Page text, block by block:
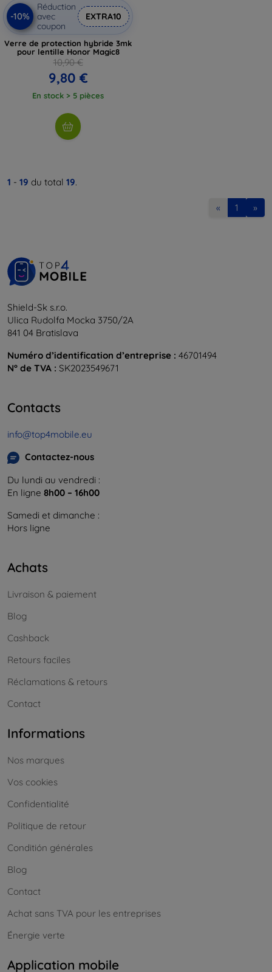
-10%
Réduction
avec
coupon
EXTRA10
Verre de protection hybride 3mk
pour lentille Honor Magic8
10,90 €
9,80 €
En stock > 5 pièces
1 - 19 du total 19.
« 1 »
Shield-Sk s.r.o.
Ulica Rudolfa Mocka 3750/2A
841 04 Bratislava
Numéro d’identification d’entreprise : 46701494
N° de TVA : SK2023549671
Contacts
info@top4mobile.eu
Contactez-nous
Du lundi au vendredi :
En ligne 8h00 – 16h00
Samedi et dimanche :
Hors ligne
Achats
Livraison & paiement
Blog
Cashback
Retours faciles
Réclamations & retours
Contact
Informations
Nos marques
Vos cookies
Confidentialité
Politique de retour
Conditión générales
Blog
Contact
Achat sans TVA pour les entreprises
Énergie verte
Application mobile